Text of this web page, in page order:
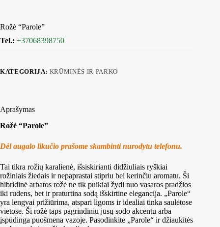
Rožė “Parole”
Tel.: +37068398750
KATEGORIJA: KRŪMINĖS IR PARKO
Aprašymas
Rožė “Parole”
Dėl augalo likučio prašome skambinti nurodytu telefonu.
Tai tikra rožių karalienė, išsiskirianti didžiuliais ryškiai
rožiniais žiedais ir nepaprastai stipriu bei kerinčiu aromatu. Ši
hibridinė arbatos rožė ne tik puikiai žydi nuo vasaros pradžios
iki rudens, bet ir praturtina sodą išskirtine elegancija. „Parole“
yra lengvai prižiūrima, atspari ligoms ir idealiai tinka saulėtose
vietose. Ši rožė taps pagrindiniu jūsų sodo akcentu arba
įspūdinga puošmena vazoje. Pasodinkite „Parole“ ir džiaukitės